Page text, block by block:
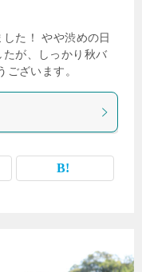
た！ やや渋めの日
が、しっかり秋バ
ざいます。